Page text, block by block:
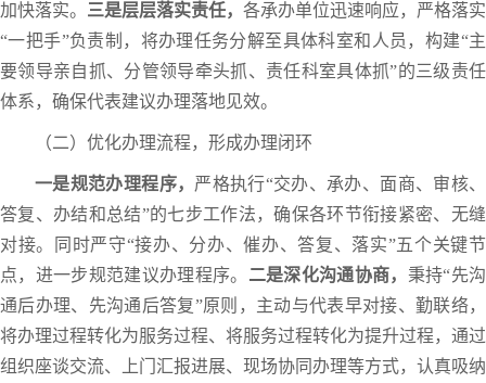
加快落实。 三是层层落实责任， 各承办单位迅速响应，严格落实
“一把手”负责制，将办理任务分解至具体科室和人员，构建“主
要领导亲自抓、分管领导牵头抓、责任科室具体抓”的三级责任
体系，确保代表建议办理落地见效。
（二）优化办理流程，形成办理闭环
一是规范办理程序， 严格执行“交办、承办、面商、审核、
答复、办结和总结”的七步工作法，确保各环节衔接紧密、无缝
对接。同时严守“接办、分办、催办、答复、落实”五个关键节
点，进一步规范建议办理程序。 二是深化沟通协商， 秉持“先沟
通后办理、先沟通后答复”原则，主动与代表早对接、勤联络，
将办理过程转化为服务过程、将服务过程转化为提升过程，通过
组织座谈交流、上门汇报进展、现场协同办理等方式，认真吸纳